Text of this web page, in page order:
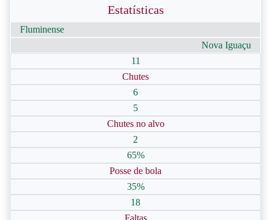
Estatísticas
Fluminense
Nova Iguaçu
11
Chutes
6
5
Chutes no alvo
2
65%
Posse de bola
35%
18
Faltas